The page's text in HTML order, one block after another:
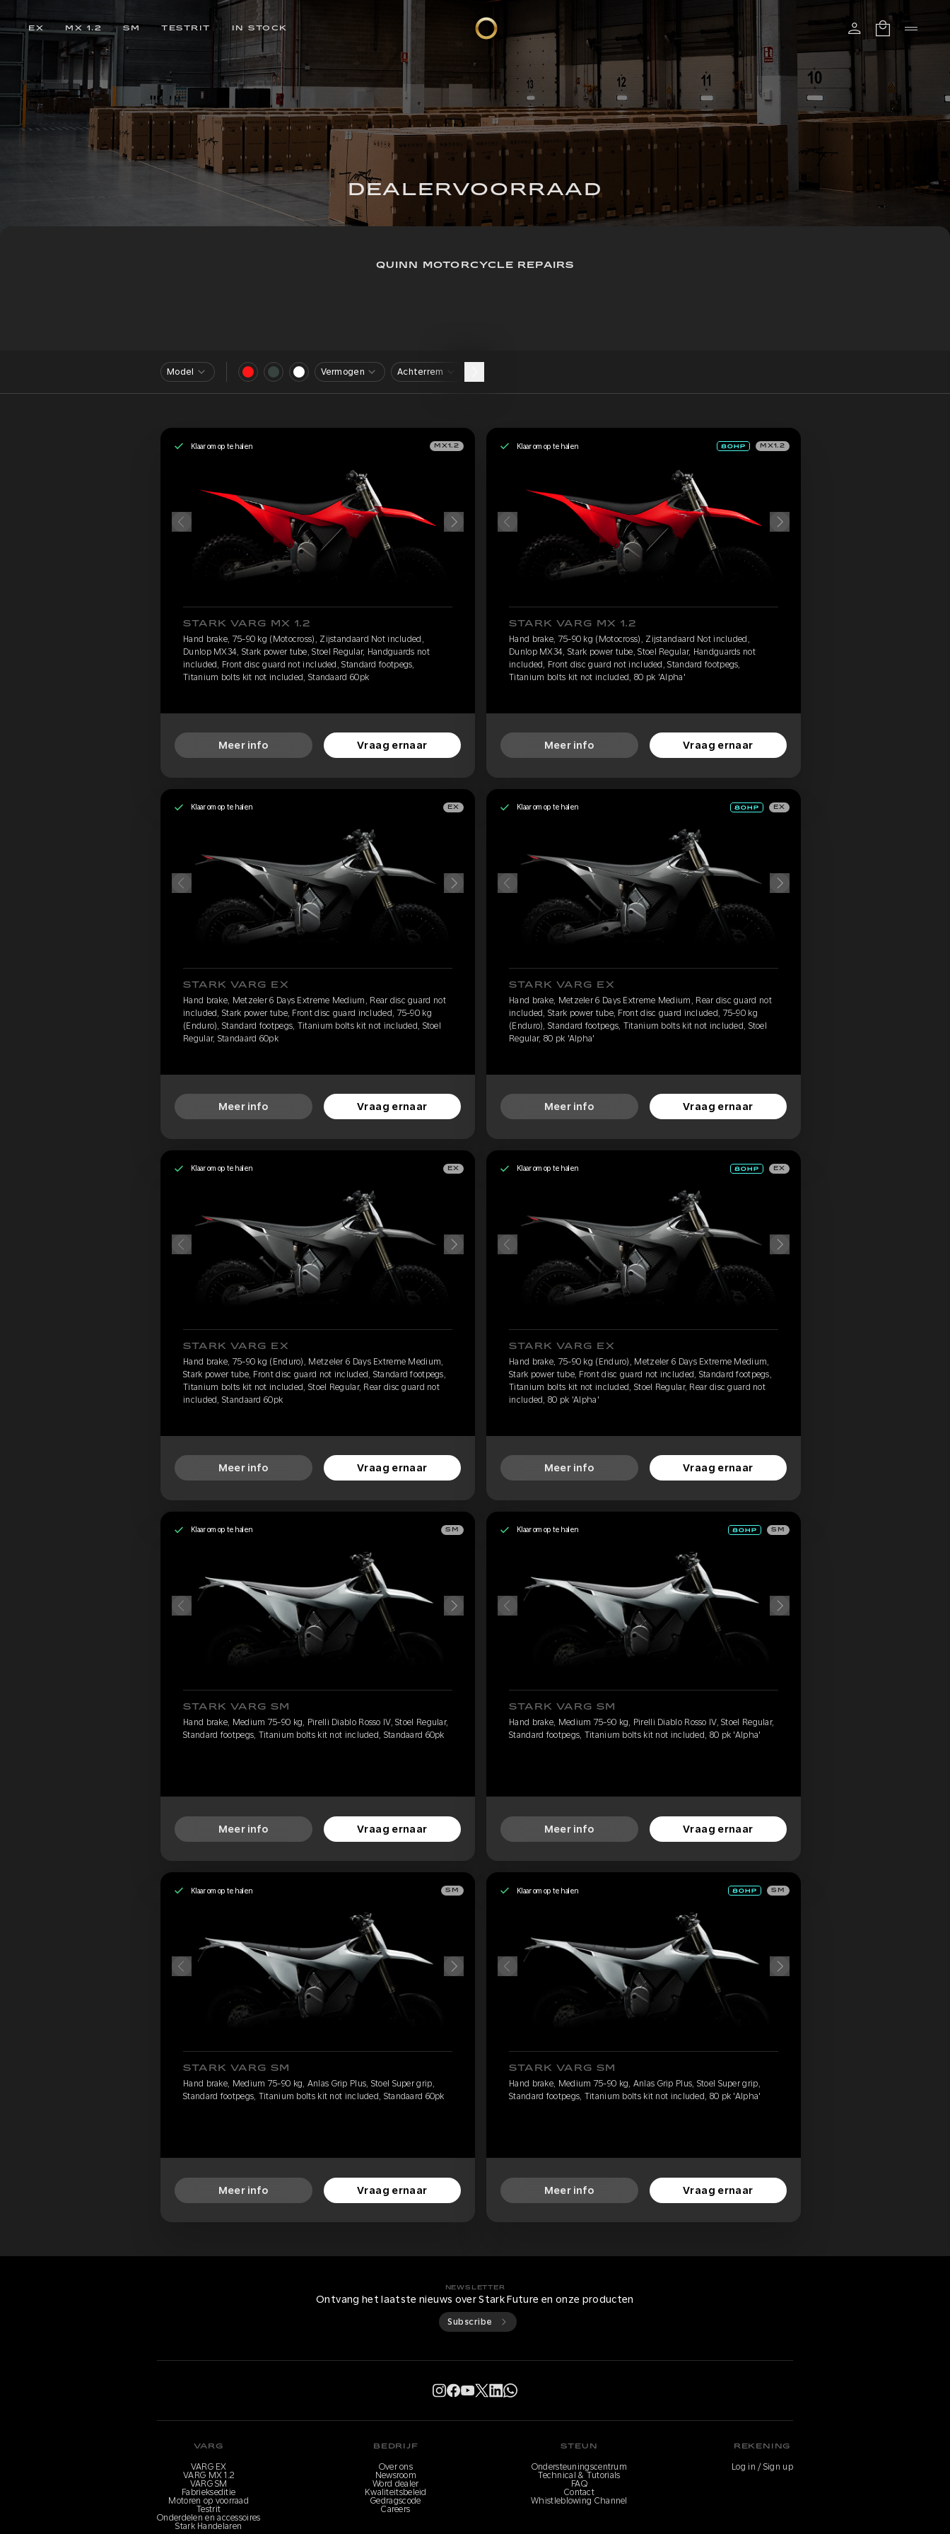
EX MX 1.2 SM TESTRIT IN STOCK
DEALERVOORRAAD
QUINN MOTORCYCLE REPAIRS
Model Vermogen Achterrem
Klaar om op te halen MX1.2
STARK VARG MX 1.2
Hand brake, 75-90 kg (Motocross), Zijstandaard Not included,
Dunlop MX34, Stark power tube, Stoel Regular, Handguards not
included, Front disc guard not included, Standard footpegs,
Titanium bolts kit not included, Standaard 60pk
Meer info Vraag ernaar
Klaar om op te halen MX1.2
STARK VARG MX 1.2
Hand brake, 75-90 kg (Motocross), Zijstandaard Not included,
Dunlop MX34, Stark power tube, Stoel Regular, Handguards not
included, Front disc guard not included, Standard footpegs,
Titanium bolts kit not included, 80 pk 'Alpha'
Meer info Vraag ernaar
Klaar om op te halen EX
STARK VARG EX
Hand brake, Metzeler 6 Days Extreme Medium, Rear disc guard not
included, Stark power tube, Front disc guard included, 75-90 kg
(Enduro), Standard footpegs, Titanium bolts kit not included, Stoel
Regular, Standaard 60pk
Meer info Vraag ernaar
Klaar om op te halen EX
STARK VARG EX
Hand brake, Metzeler 6 Days Extreme Medium, Rear disc guard not
included, Stark power tube, Front disc guard included, 75-90 kg
(Enduro), Standard footpegs, Titanium bolts kit not included, Stoel
Regular, 80 pk 'Alpha'
Meer info Vraag ernaar
Klaar om op te halen EX
STARK VARG EX
Hand brake, 75-90 kg (Enduro), Metzeler 6 Days Extreme Medium,
Stark power tube, Front disc guard not included, Standard footpegs,
Titanium bolts kit not included, Stoel Regular, Rear disc guard not
included, Standaard 60pk
Meer info Vraag ernaar
Klaar om op te halen EX
STARK VARG EX
Hand brake, 75-90 kg (Enduro), Metzeler 6 Days Extreme Medium,
Stark power tube, Front disc guard not included, Standard footpegs,
Titanium bolts kit not included, Stoel Regular, Rear disc guard not
included, 80 pk 'Alpha'
Meer info Vraag ernaar
Klaar om op te halen SM
STARK VARG SM
Hand brake, Medium 75-90 kg, Pirelli Diablo Rosso IV, Stoel Regular,
Standard footpegs, Titanium bolts kit not included, Standaard 60pk
Meer info Vraag ernaar
Klaar om op te halen SM
STARK VARG SM
Hand brake, Medium 75-90 kg, Pirelli Diablo Rosso IV, Stoel Regular,
Standard footpegs, Titanium bolts kit not included, 80 pk 'Alpha'
Meer info Vraag ernaar
Klaar om op te halen SM
STARK VARG SM
Hand brake, Medium 75-90 kg, Anlas Grip Plus, Stoel Super grip,
Standard footpegs, Titanium bolts kit not included, Standaard 60pk
Meer info Vraag ernaar
Klaar om op te halen SM
STARK VARG SM
Hand brake, Medium 75-90 kg, Anlas Grip Plus, Stoel Super grip,
Standard footpegs, Titanium bolts kit not included, 80 pk 'Alpha'
Meer info Vraag ernaar
NEWSLETTER
Ontvang het laatste nieuws over Stark Future en onze producten
Subscribe
VARG
VARG EX
VARG MX 1.2
VARG SM
Fabriekseditie
Motoren op voorraad
Testrit
Onderdelen en accessoires
Stark Handelaren
BEDRIJF
Over ons
Newsroom
Word dealer
Kwaliteitsbeleid
Gedragscode
Careers
STEUN
Ondersteuningscentrum
Technical & Tutorials
FAQ
Contact
Whistleblowing Channel
REKENING
Log in / Sign up